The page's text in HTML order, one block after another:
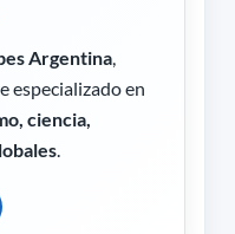
Argentina,
especializado en
ciencia,
.